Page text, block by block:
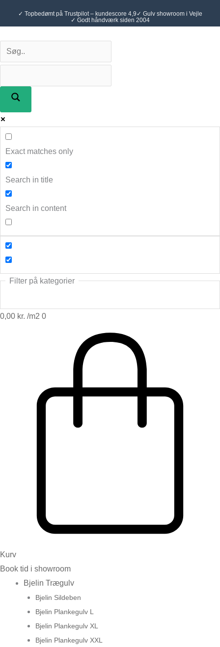
✓ Topbedømt på Trustpilot – kundescore 4,9 ✓ Gulv showroom i Vejle
✓ Godt håndværk siden 2004
Exact matches only
Search in title
Search in content
Filter på kategorier
0,00 kr. 0
Kurv
Book tid i showroom
Bjelin Trægulv
Bjelin Sildeben
Bjelin Plankegulv L
Bjelin Plankegulv XL
Bjelin Plankegulv XXL